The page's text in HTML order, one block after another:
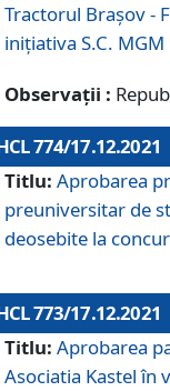
Tractorul Braşov -
iniţiativa S.C.
Observații :
774/17.12.2021
Titlu: Aprobarea
preuniversitar de
deosebite la
773/17.12.2021
Titlu: Aprobarea
Asociatia Kastel în